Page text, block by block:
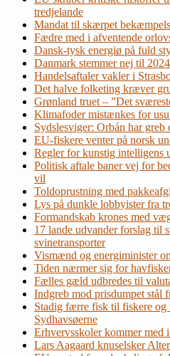
tredjelande
Mandat til skærpet
Fædre med i afventende
Dansk-tysk energiø på fuld
Danmark stemmer nej til
Handelsaftaler vakler i
Det halve folketing kræver
Grønland truet – ”Det
Klimafoder mistænkes for
Sydslesviger: Orbán har
EU-fiskere venter på norsk
Regler for kunstig intelligens
Politisk aftale baner vej for
vil
Toldoprustning med
Lys på dunkle lobbyister fra
Formandskab krones med
17 lande udvander forslag til
svinetransporter
Vismænd og energiminister
Tiden nærmer sig for
Fælles gæld udbredes til
Indgreb mod prisdumpet stål
Stadig færre fisk til fiskere og
Sydhavsøerne
Erhvervsskoler kommer med
Lars Aagaard knuselsker